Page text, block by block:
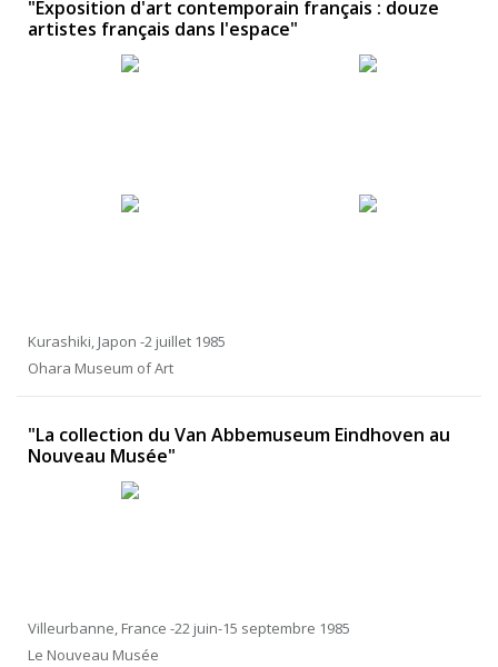
"Exposition d'art contemporain français : douze
artistes français dans l'espace"
Kurashiki, Japon -2 juillet 1985
Ohara Museum of Art
"La collection du Van Abbemuseum Eindhoven au
Nouveau Musée"
Villeurbanne, France -22 juin-15 septembre 1985
Le Nouveau Musée